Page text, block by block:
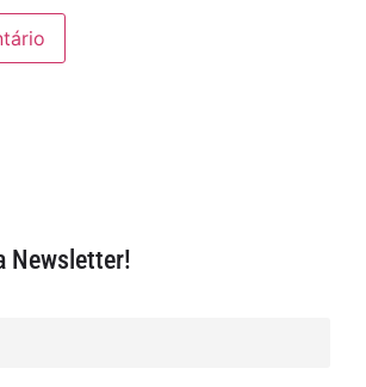
Newsletter!